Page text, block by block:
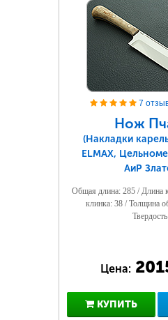
7
Нож
(Накладки
ELMAX,
АиР
Общая длина: 285 / Длина
клинка: 38 / Толщина
Цена:
КУПИТЬ